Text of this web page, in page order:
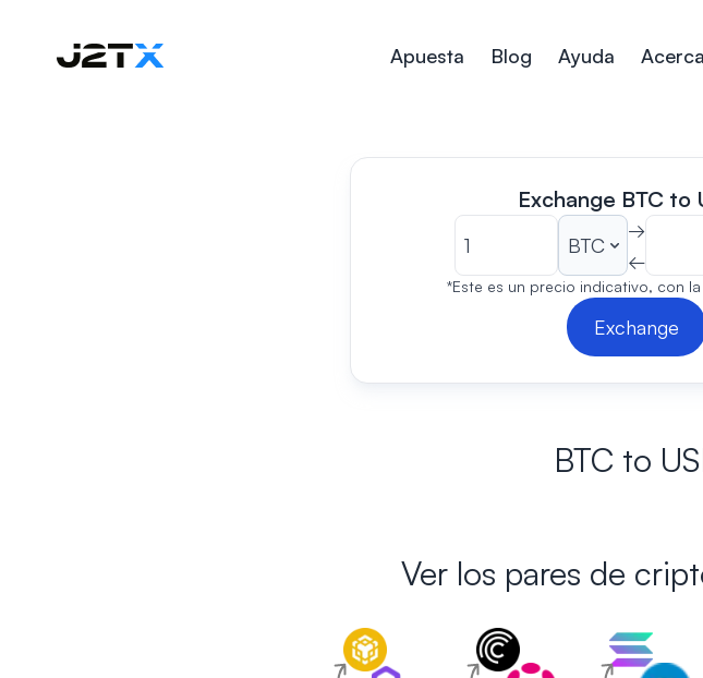
Apuesta Blog Ayuda
Exchange BTC to
→
←
*Este es un precio indicativo, con
Exchange
BTC to
Ver los pares de